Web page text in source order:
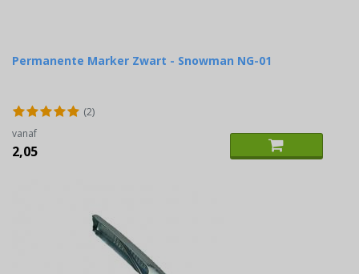
Permanente Marker Zwart - Snowman NG-01
(2)
vanaf
2,05